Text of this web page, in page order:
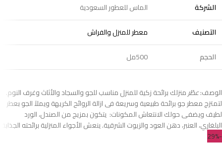
الشركة
الماس للعطور السعودية
التصنيف
معطر للمنزل والفراش
الحجم
500مل
الوصف:عطّرمنزلك برائحة زكية للمنزل مناسب للجو والسجاد والأثاث وغرف النوم.
لتمتزج معطر جو برائحة طبيعية وسريعة فى ازالة الروائح الكريهة ويملآ الجو بعطر
لطيف ويضفى حولك الانتعاش المكونات: يتكون بمزيج من الصندل، الورد
البلغاري، العنبر، دهن العود والزيوت الشرقية. ينعش الأجواء المنزلية برائحته الجذابة.
-29%